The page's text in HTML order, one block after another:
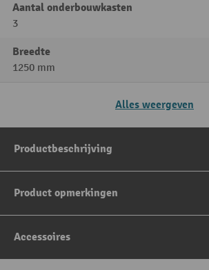
Aantal onderbouwkasten
3
Breedte
1250 mm
Alles weergeven
Productbeschrijving
Product opmerkingen
Accessoires